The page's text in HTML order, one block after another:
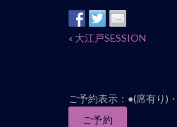
イ
ト
ナ
«大江戸SESSION
ご予約表示：●(席有り)
ご予約